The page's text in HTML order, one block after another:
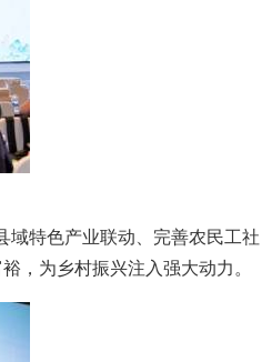
域特色产业联动、完善农民工社
，为乡村振兴注入强大动力。